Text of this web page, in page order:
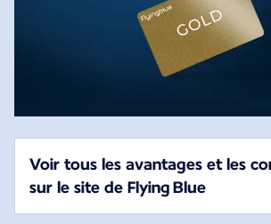
Voir tous les avantages et les
sur le site de Flying Blue